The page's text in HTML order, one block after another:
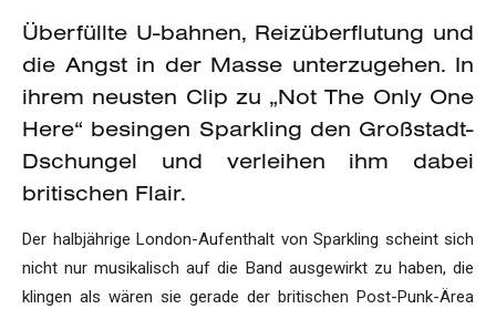
Überfüllte U-bahnen, Reizüberflutung und
die Angst in der Masse unterzugehen. In
ihrem neusten Clip zu „Not The Only One
Here“ besingen Sparkling den Großstadt-
Dschungel und verleihen ihm dabei
britischen Flair.
Der halbjährige London-Aufenthalt von Sparkling scheint sich
nicht nur musikalisch auf die Band ausgewirkt zu haben, die
klingen als wären sie gerade der britischen Post-Punk-Ärea